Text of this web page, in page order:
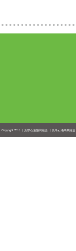
Copyright 2018 千葉県石油協同組合 千葉県石油商業組合